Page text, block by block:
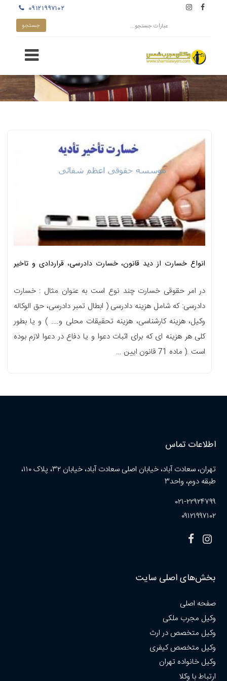
۰۹۱۲۱۹۹۷۱۰۲
انواع خسارت از دید قانون، خسارت دادرسی، قراردادی و تاخیر
تادیه
در امر حقوقی خسارت چند نوع است به عنوان مثال : خسارت
دادرسی: که شامل هزینه دادرسی ( ابطال تمبر دادرسی، حق الوکاله
وکیل، هزینه کارشناسی، هزینه تحقیقات محلی و…. ) و یا بطور
کلی هر هزینه ای که برای اثبات دعوا و یا دفاع در دعوا لازم بوده
است .( ماده 71 قانون ایین …
اطلاعات تماس
تهران، سعادت آباد، خیابان اصلی سعادت آباد، خیابان ۳۲، پلاک ۱۱۰،
طبقه دوم، واحد۳
۰۲۱-۲۲۹۲۴۷۹۹
۰۹۱۲۱۹۹۷۱۰۲
بخش‌های اصلی سایت
صفحه اصلی
وکیل مجرب ملکی
وکیل متخصص در ارث
وکیل متخصص کیفری
وکیل خانواده تهران
ارتباط با وکلا